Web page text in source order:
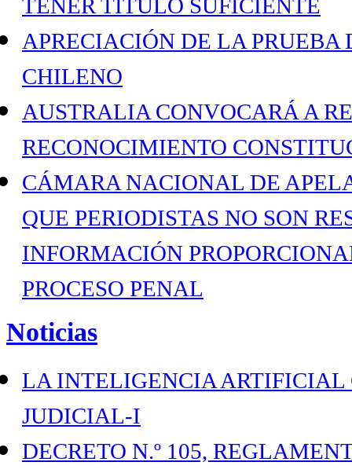
TENER TÍTULO SUFICIENTE
APRECIACIÓN DE LA PRUEBA
CHILENO
AUSTRALIA CONVOCARÁ A
RECONOCIMIENTO
CÁMARA NACIONAL DE
QUE PERIODISTAS NO SON
INFORMACIÓN
PROCESO PENAL
Noticias
LA INTELIGENCIA ARTIFICIAL
JUDICIAL-I
DECRETO N.º 105,